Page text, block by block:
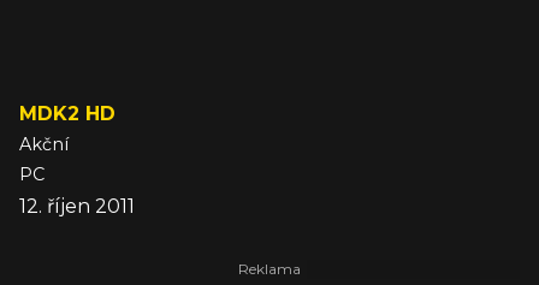
MDK2 HD
Akční
PC
12. říjen 2011